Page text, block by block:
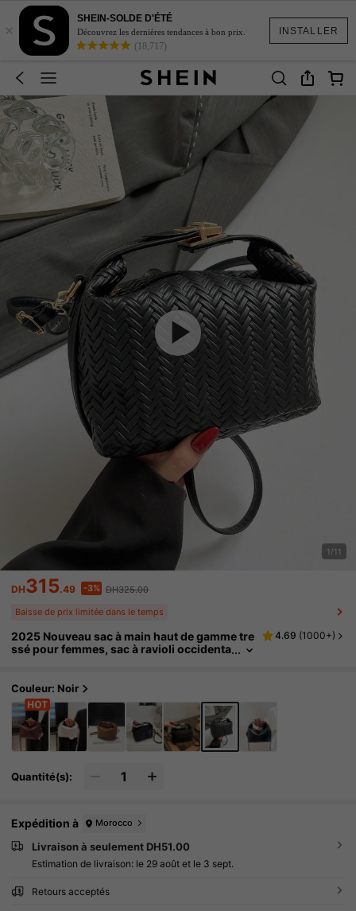
INSTALLER
×
SHEIN-SOLDE D'ÉTÉ
Découvrez les dernières tendances à bon prix.
(18,717)
1/11
DH315.49 -3% DH325.00
Baisse de prix limitée dans le temps
2025 Nouveau sac à main haut de gamme tre
ssé pour femmes, sac à ravioli occidenta
4.69 (1000+)
Couleur: Noir
Quantité(s):
Expédition à Morocco
Livraison à seulement DH51.00
Estimation de livraison: le 29 août et le 3 sept.
Retours acceptés